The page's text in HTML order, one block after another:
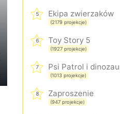
5 Ekipa zwierzaków
(2179 projekcje)
6 Toy Story 5
(1927 projekcje)
7 Psi Patrol i
(1013 projekcje)
8 Zaproszenie
(947 projekcje)